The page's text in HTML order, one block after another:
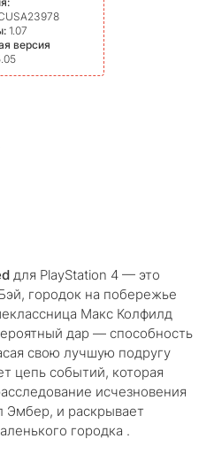
1.07
версия
для PlayStation 4 — это
городок на побережье
Макс Колфилд
дар — способность
свою лучшую подругу
цепь событий, которая
исчезновения
Эмбер, и раскрывает
городка .